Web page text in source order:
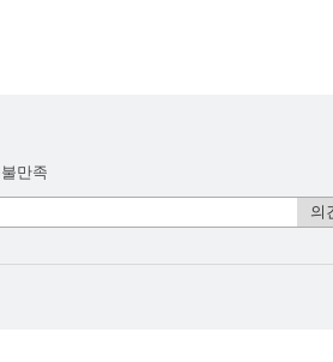
만족